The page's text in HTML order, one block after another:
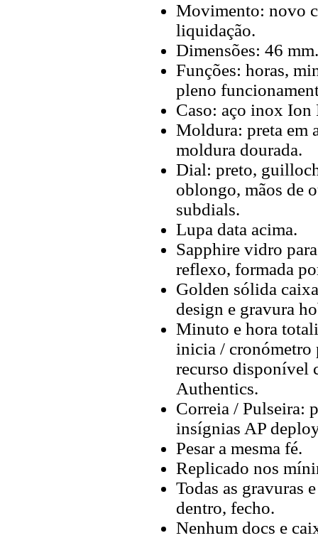
Movimento: novo
liquidação.
Dimensões: 46 mm.
Funções: horas,
pleno
Caso: aço inox
Moldura: preta em
moldura dourada.
Dial: preto,
oblongo, mãos de
subdials.
Lupa data acima.
Sapphire vidro
reflexo, formada
Golden sólida
design e gravura
Minuto e hora
inicia / cronómetro
recurso disponível
Authentics.
Correia / Pulseira:
insígnias AP
Pesar a mesma fé.
Replicado nos
Todas as gravuras
dentro, fecho.
Nenhum docs e